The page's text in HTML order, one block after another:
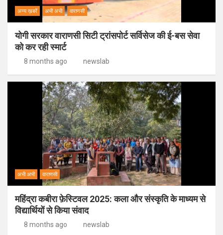
अन्य ख़बरें अभी अभी वाराणसी
योगी सरकार वाराणसी सिटी ट्रांसपोर्ट सर्विसेज की ई-बस सेवा
को कर रही स्मार्ट
8 months ago newslab
अभी अभी वाराणसी
महिंद्रा कबीरा फ़ेस्टिवल 2025: कला और संस्कृति के माध्यम से
विद्यार्थियों से किया संवाद
8 months ago newslab